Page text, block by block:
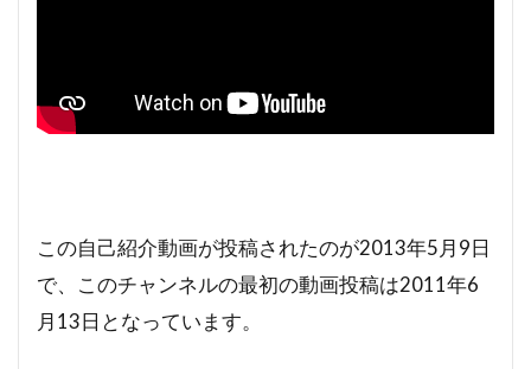
この自己紹介動画が投稿されたのが2013年5月9日
で、このチャンネルの最初の動画投稿は2011年6
月13日となっています。